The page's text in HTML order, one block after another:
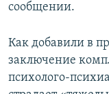
сообщении.
Как добавили в
заключение
психолого-